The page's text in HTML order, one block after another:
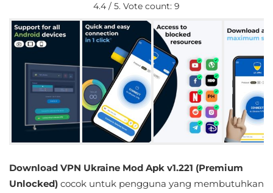
Casual
Educational
First
Person
Horror
Music
4.4 / 5. Vote count: 9
Download VPN Ukraine Mod Apk v1.221 (Premium
Unlocked) cocok untuk pengguna yang membutuhkan